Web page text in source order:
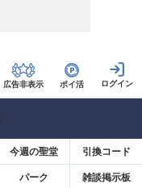
広告非表示 ポイ活
今週の聖堂 引換コード
パーク 雑談掲示板